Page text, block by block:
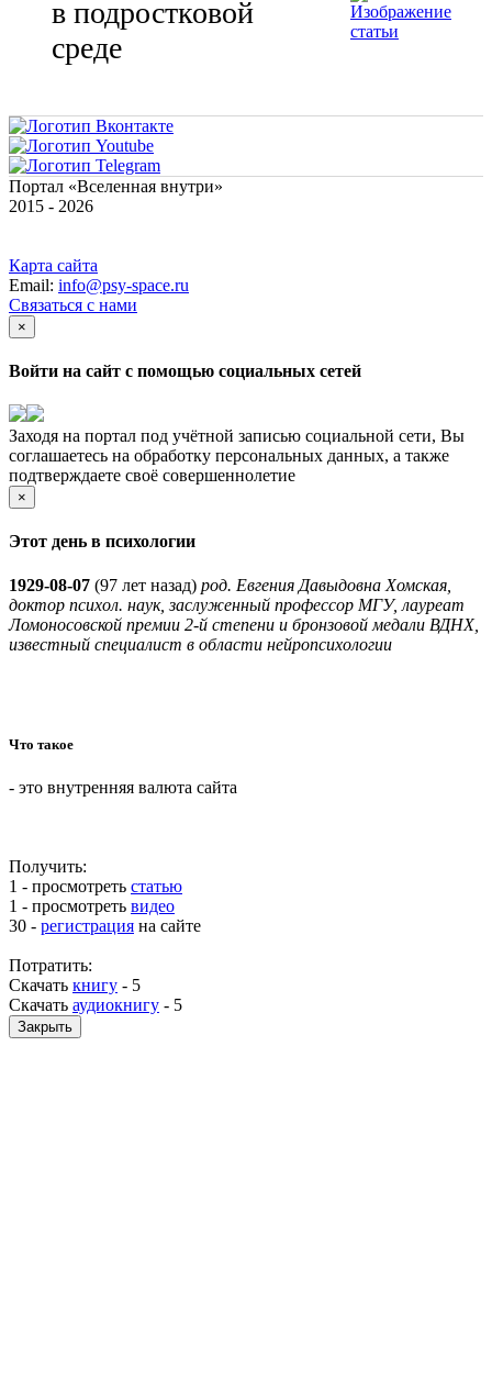
в подростковой
среде
Портал «Вселенная внутри»
2015 - 2026
Карта сайта
Email: info@psy-space.ru
Связаться с нами
×
Войти на сайт с помощью социальных сетей
Заходя на портал под учётной записью социальной сети, Вы
соглашаетесь на обработку персональных данных, а также
подтверждаете своё совершеннолетие
×
Этот день в психологии
1929-08-07 (97 лет назад) род. Евгения Давыдовна Хомская,
доктор психол. наук, заслуженный профессор МГУ, лауреат
Ломоносовской премии 2-й степени и бронзовой медали ВДНХ,
известный специалист в области нейропсихологии
Что такое
- это внутренняя валюта сайта
Получить:
1 - просмотреть статью
1 - просмотреть видео
30 - регистрация на сайте
Потратить:
Скачать книгу - 5
Скачать аудиокнигу - 5
Закрыть